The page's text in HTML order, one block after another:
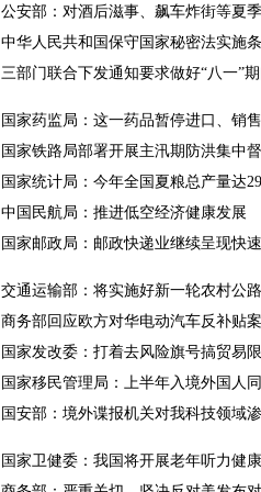
公安部：对酒后滋事、飙车炸街等夏
中华人民共和国保守国家秘密法实施
三部门联合下发通知要求做好“八一”
国家药监局：这一药品暂停进口、销
国家铁路局部署开展主汛期防洪集中
国家统计局：今年全国夏粮总产量达
中国民航局：推进低空经济健康发展
国家邮政局：邮政快递业继续呈现快
交通运输部：将实施好新一轮农村公
商务部回应欧方对华电动汽车反补贴
国家发改委：打着去风险旗号搞贸易
国家移民管理局：上半年入境外国人
国安部：境外谍报机关对我科技领域
国家卫健委：我国将开展老年听力健